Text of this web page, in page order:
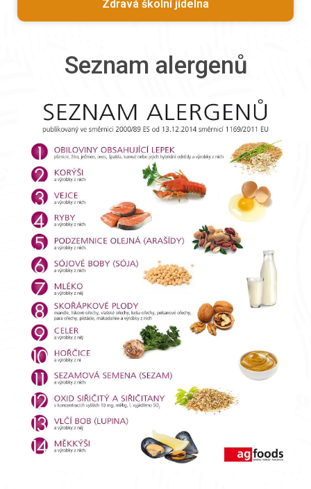
Zdravá školní jídelna
Seznam alergenů